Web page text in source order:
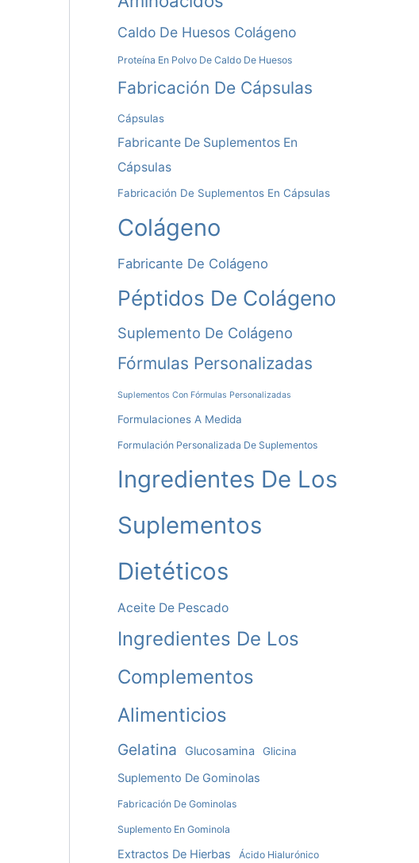
R
N
A
T
I
V
Caldo De Huesos Colágeno
Proteína En Polvo De Caldo De Huesos
Fabricación De Cápsulas
Cápsulas
Fabricante De Suplementos En
Cápsulas
Fabricación De Suplementos En Cápsulas
Colágeno
Fabricante De Colágeno
Péptidos De Colágeno
Suplemento De Colágeno
Fórmulas Personalizadas
Suplementos Con Fórmulas Personalizadas
Formulaciones A Medida
Formulación Personalizada De Suplementos
Ingredientes De Los
Suplementos
Dietéticos
Aceite De Pescado
Ingredientes De Los
Complementos
Alimenticios
Gelatina Glucosamina Glicina
Suplemento De Gominolas
Fabricación De Gominolas
Suplemento En Gominola
Extractos De Hierbas Ácido Hialurónico